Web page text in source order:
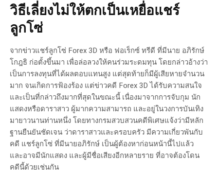
วิธีเลี่ยงไม่ให้ตกเป็นเหยื่อแชร์
ลูกโซ่
จากข่าวแชร์ลูกโซ่ Forex 3D หรือ ฟอเร็กซ์ ทรีดี ที่มีนาย อภิรักษ์
โกฎธิ ก่อตั้งขึ้นมา เพื่อล่อลวงให้คนร่วมระดมทุน โดยกล่าวอ้างว่า
เป็นการลงทุนที่ได้ผลตอบแทนสูง แต่สุดท้ายก็มีผู้เสียหายจำนวน
มาก จนเกิดการฟ้องร้อง แต่ข่าวคดี Forex 3D ได้รับความสนใจ
และเป็นที่กล่าวถึงมากที่สุดในขณะนี้ เนื่องมาจากการจับกุม นัก
แสดงหรือดาราสาว ผู้มากความสามารถ และอยู่ในวงการบันเทิง
มายาวนานท่านหนึ่ง โดยทางกรมสวบสวนคดีพิเศษแจ้งว่ามีหลัก
ฐานยืนยันชัดเจน ว่าดาราสาวและครอบครัว มีความเกี่ยวพันกับ
คดี แชร์ลูกโซ่ ที่มีนายอภิรักษ์ เป็นผู้ต้องหาก่อนหน้านี้ไปแล้ว
และอาจมีนักแสดง และผู้มีชื่อเสียงอีกหลายราย ที่อาจต้องโดน
คดีนี้ด้วยเช่นกัน